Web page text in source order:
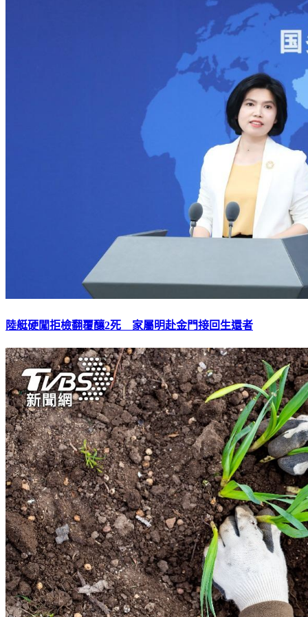
陸艇硬闖拒檢翻覆釀2死 家屬明赴金門接回生還者